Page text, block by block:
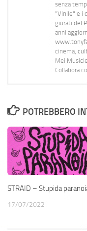
senza
"Vinile" e i
giurati del
anni
cinema,
Mei
Collabora
POTREBBERO
STRAID – Stupida
17/07/2022